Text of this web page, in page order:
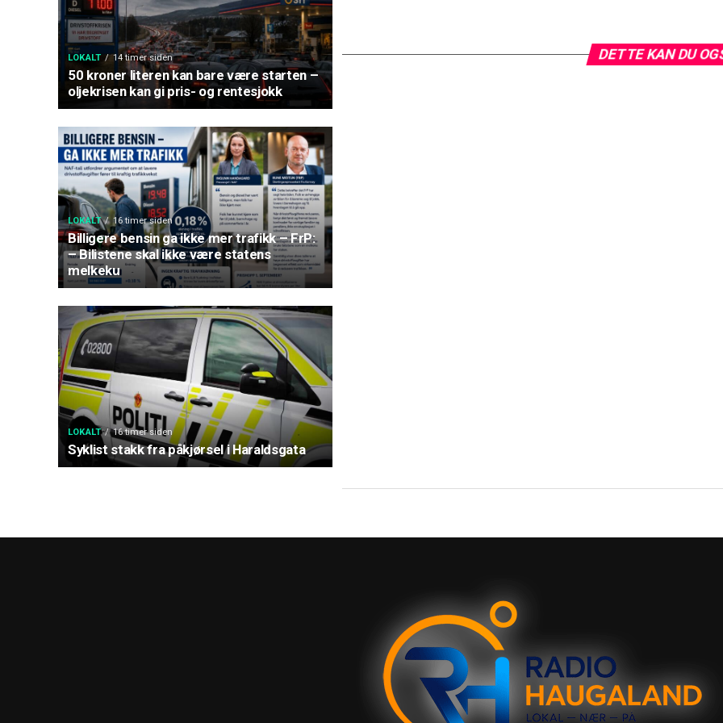
LOKALT 14 timer siden
50 kroner literen kan bare være starten –
oljekrisen kan gi pris- og rentesjokk
LOKALT 16 timer siden
Billigere bensin ga ikke mer trafikk – FrP:
– Bilistene skal ikke være statens
melkeku
LOKALT 16 timer siden
Syklist stakk fra påkjørsel i Haraldsgata
DETTE KAN DU